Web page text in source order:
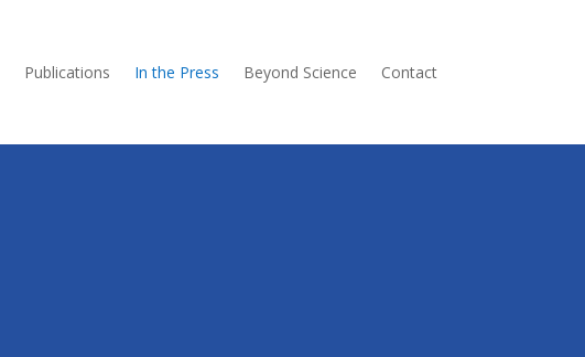
Publications In the Press Beyond Science Contact